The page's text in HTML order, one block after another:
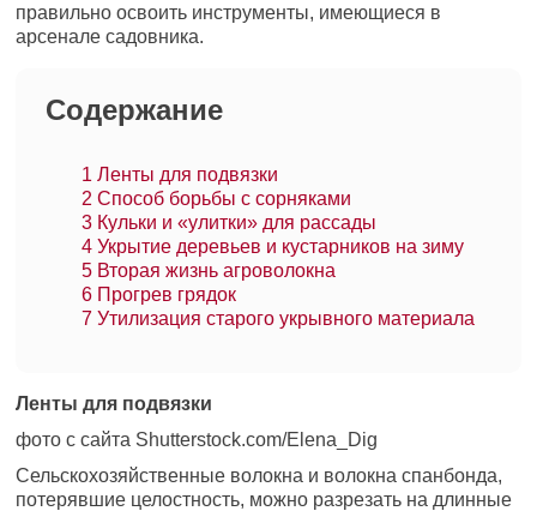
правильно освоить инструменты, имеющиеся в
арсенале садовника.
Содержание
1 Ленты для подвязки
2 Способ борьбы с сорняками
3 Кульки и «улитки» для рассады
4 Укрытие деревьев и кустарников на зиму
5 Вторая жизнь агроволокна
6 Прогрев грядок
7 Утилизация старого укрывного материала
Ленты для подвязки
фото с сайта Shutterstock.com/Elena_Dig
Сельскохозяйственные волокна и волокна спанбонда,
потерявшие целостность, можно разрезать на длинные